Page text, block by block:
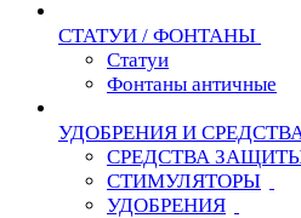
СТАТУИ / ФОНТАНЫ
Статуи
Фонтаны античные
УДОБРЕНИЯ И
СРЕДСТВА
СТИМУЛЯТОРЫ
УДОБРЕНИЯ